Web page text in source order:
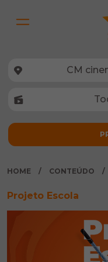
HOME CONTEÚDO
Projeto Escola